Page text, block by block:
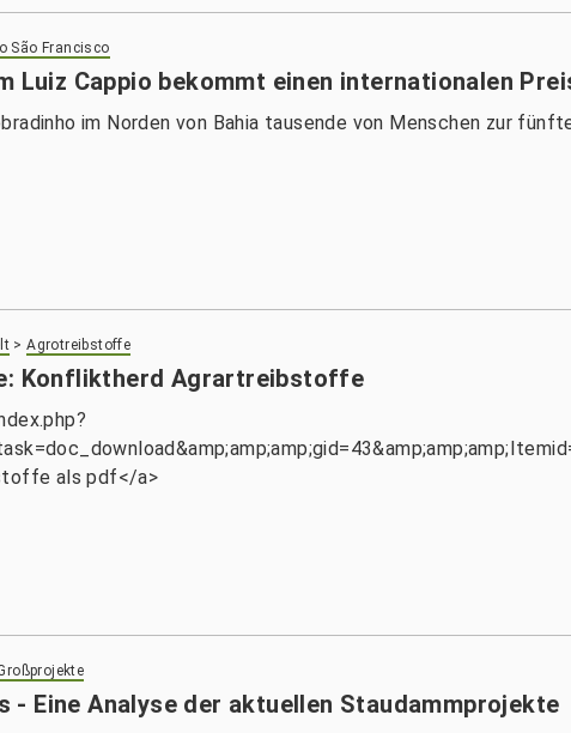
São Francisco
Luiz Cappio bekommt einen internationalen
im Norden von Bahia tausende von Menschen zur
>Agrotreibstoffe
Konfliktherd Agrartreibstoffe
als pdf</a>
- Eine Analyse der aktuellen Staudammprojekte